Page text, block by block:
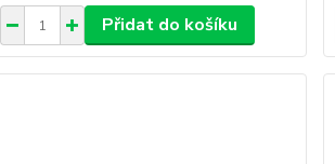
Přidat do košíku